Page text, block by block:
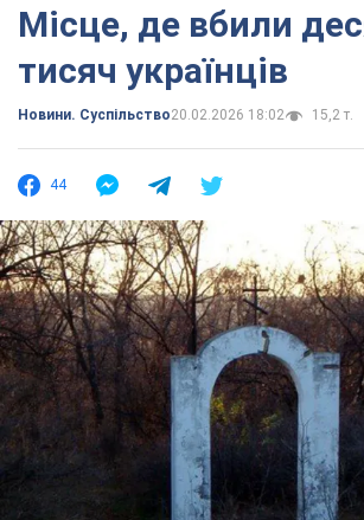
Місце, де вбили
тисяч українців
Новини. Суспільство20.02.2026 18:02 15,2 т.
44